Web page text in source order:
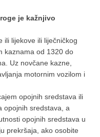
je kažnjivo
ili lijekove ili liječničkog
kaznama od 1320 do
Uz novčane kazne,
motornim vozilom i
opojnih sredstava ili
opojnih sredstava, a
opojnih sredstava u
prekršaja, ako osobite